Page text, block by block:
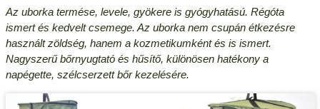
Az uborka termése, levele, gyökere is gyógyhatású. Régóta
ismert és kedvelt csemege. Az uborka nem csupán étkezésre
használt zöldség, hanem a kozmetikumként és is ismert.
Nagyszerű bőrnyugtató és hűsítő, különösen hatékony a
napégette, szélcserzett bőr kezelésére.